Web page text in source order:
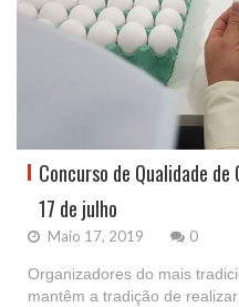
Concurso de Qualidade
17 de julho
Maio 17, 2019 0
Organizadores do mais
mantêm a tradição de